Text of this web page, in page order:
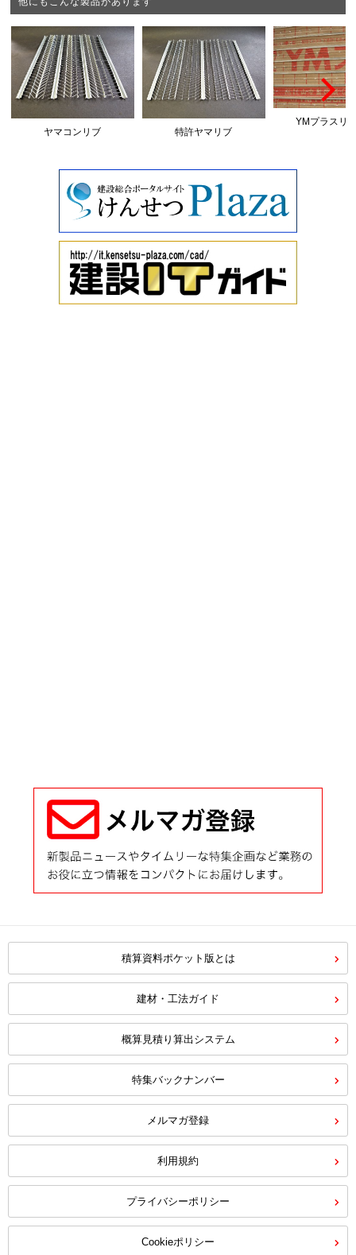
ヤマコンリブ 特許ヤマリブ
YMプラスリ
積算資料ポケット版とは
建材・工法ガイド
概算見積り算出システム
特集バックナンバー
メルマガ登録
利用規約
プライバシーポリシー
Cookieポリシー